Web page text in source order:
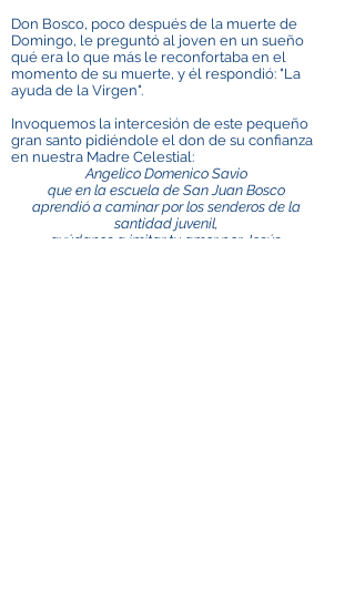
Don Bosco, poco después de la muerte de
Domingo, le preguntó al joven en un sueño
qué era lo que más le reconfortaba en el
momento de su muerte, y él respondió: "La
ayuda de la Virgen".
Invoquemos la intercesión de este pequeño
gran santo pidiéndole el don de su confianza
en nuestra Madre Celestial:
Angelico Domenico Savio
que en la escuela de San Juan Bosco
aprendió a caminar por los senderos de la
santidad juvenil,
ayúdanos a imitar tu amor por Jesús,